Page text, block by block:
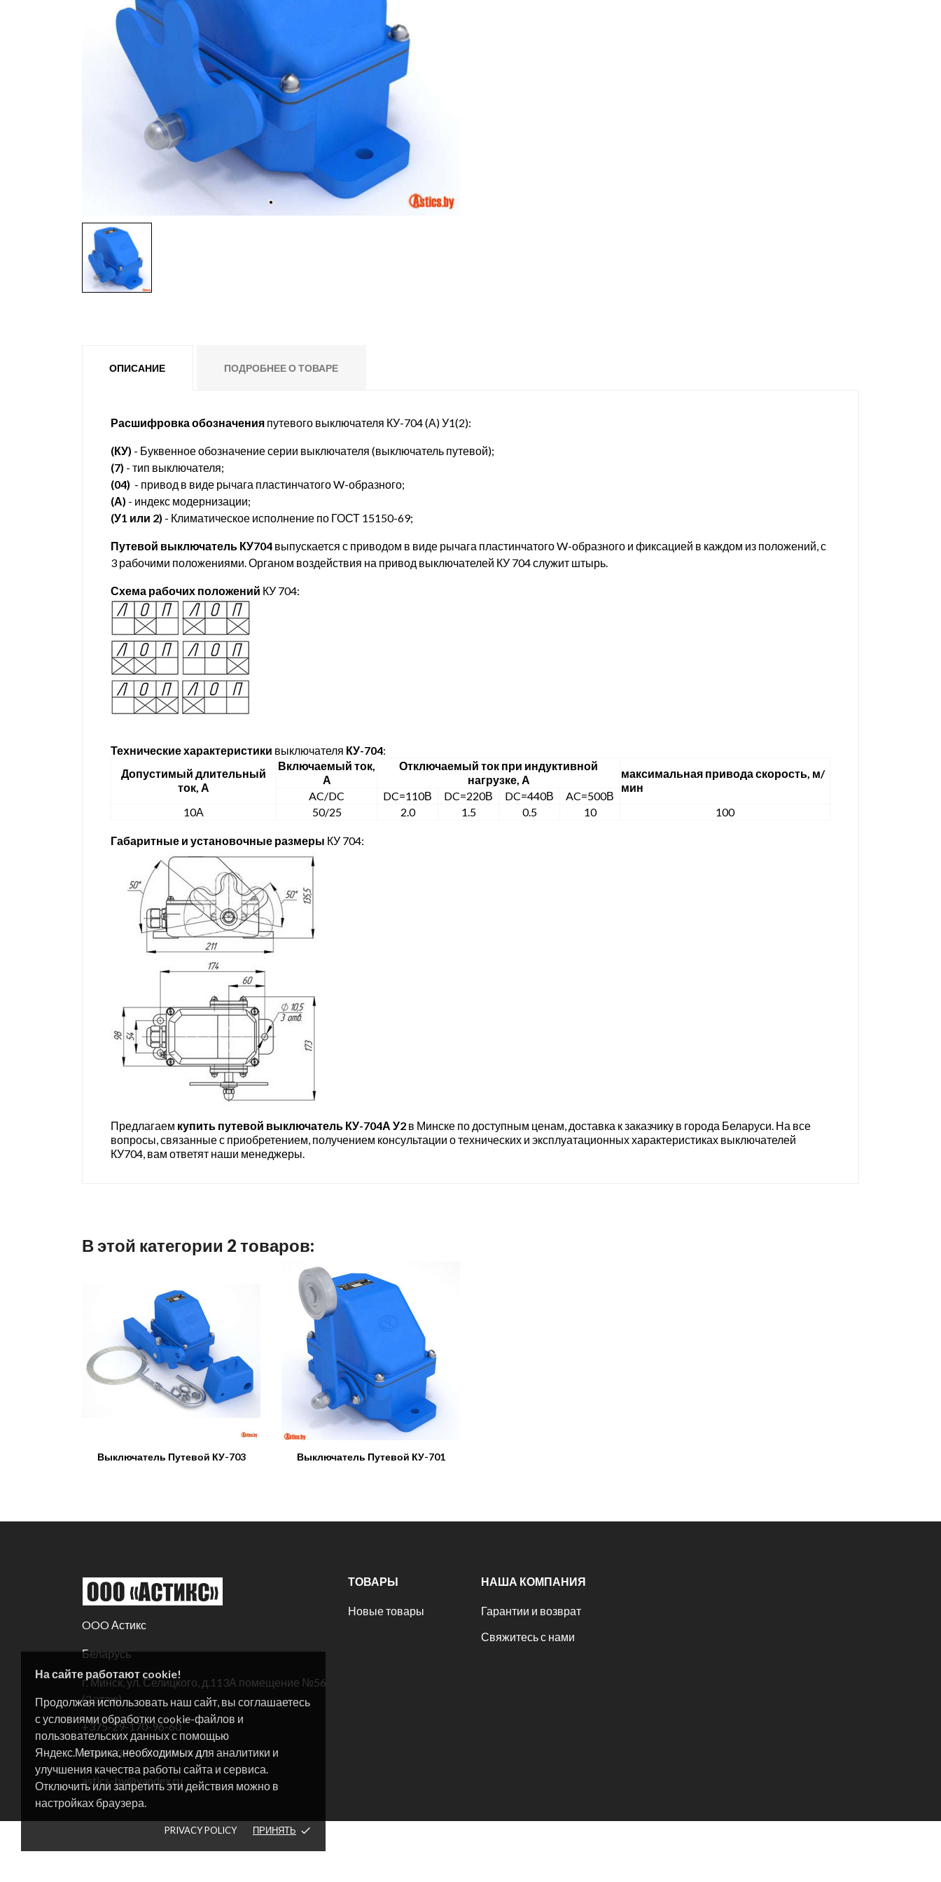
На сайте работают cookie!
Продолжая использовать наш сайт, вы соглашаетесь
с условиями обработки cookie-файлов и
пользовательских данных с помощью
Яндекс.Метрика, необходимых для аналитики и
улучшения качества работы сайта и сервиса.
Отключить или запретить эти действия можно в
настройках браузера.
PRIVACY POLICY ПРИНЯТЬ done
ОПИСАНИЕ ПОДРОБНЕЕ О ТОВАРЕ
Расшифровка обозначения путевого выключателя КУ-704 (А) У1(2):
(КУ) - Буквенное обозначение серии выключателя (выключатель путевой);
(7) - тип выключателя;
(04) - привод в виде рычага пластинчатого W-образного;
(А) - индекс модернизации;
(У1 или 2) - Климатическое исполнение по ГОСТ 15150-69;
Путевой выключатель КУ704 выпускается с приводом в виде рычага пластинчатого W-образного и фиксацией в каждом из положений, с
3 рабочими положениями. Органом воздействия на привод выключателей КУ 704 служит штырь.
Схема рабочих положений КУ 704:
Технические характеристики выключателя КУ-704:
Допустимый длительный
ток, А
Включаемый ток,
А
Отключаемый ток при индуктивной
нагрузке, А
максимальная привода скорость, м/
мин
AC/DC DC=110В DC=220В DC=440В
AC=500В
10А
50/25 2.0 1.5 0.5 10 100
Габаритные и установочные размеры КУ 704:
Предлагаем купить путевой выключатель КУ-704А У2 в Минске по доступным ценам, доставка к заказчику в города Беларуси. На все
вопросы, связанные с приобретением, получением консультации о технических и эксплуатационных характеристиках выключателей
КУ704, вам ответят наши менеджеры.
В этой категории 2 товаров:
Выключатель Путевой КУ-703 Выключатель Путевой КУ-701
OOO Астикс
Беларусь
г. Минск, ул. Селицкого, д.113А помещение №56
(2 этаж)
+375-29-170-96-60
Факс:+375-17-317-59-41
astics-by@yandex.ru
ТОВАРЫ
Новые товары
НАША КОМПАНИЯ
Гарантии и возврат
Свяжитесь с нами